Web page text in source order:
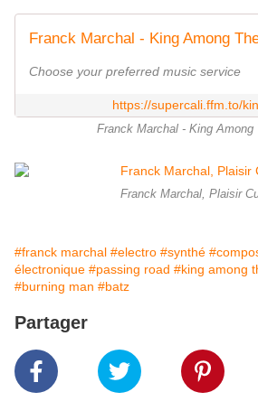
Franck Marchal - King Among
Choose your preferred music service
https://supercali.ffm.to/
Franck Marchal - King Among
Franck Marchal, Plaisir
#franck marchal #electro #synthé
électronique #passing road #king among
#burning man #batz
Partager